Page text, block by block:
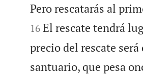
Pero rescatarás al
16 El rescate tendrá
precio del rescate
santuario, que pesa